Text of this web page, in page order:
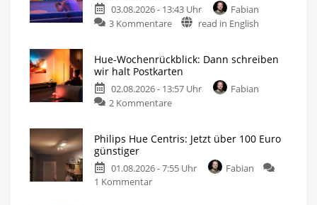
03.08.2026 - 13:43 Uhr
Fabian
3 Kommentare
read in English
Hue-Wochenrückblick: Dann schreiben
wir halt Postkarten
02.08.2026 - 13:57 Uhr
Fabian
2 Kommentare
Philips Hue Centris: Jetzt über 100 Euro
günstiger
01.08.2026 - 7:55 Uhr
Fabian
1 Kommentar